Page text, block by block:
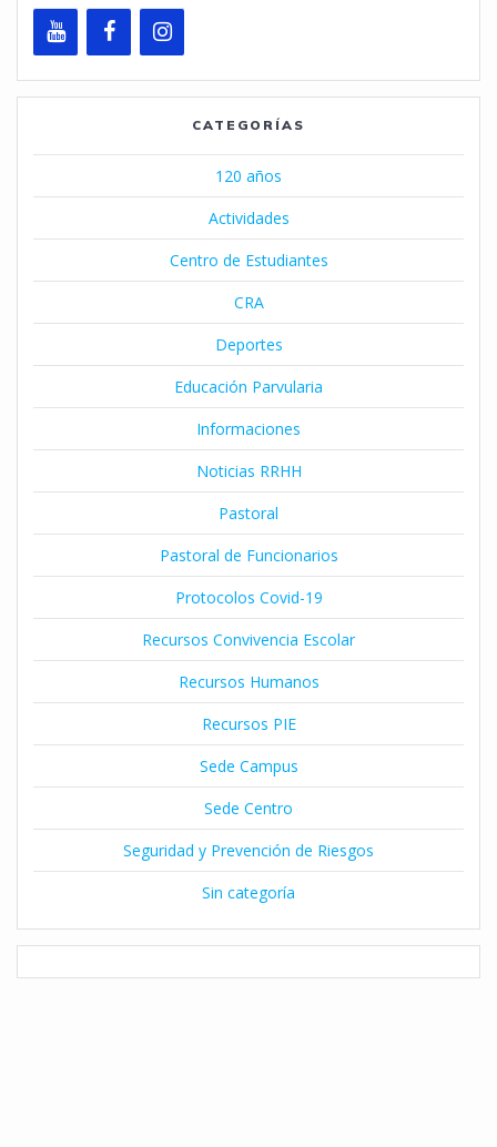
CATEGORÍAS
120 años
Actividades
Centro de Estudiantes
CRA
Deportes
Educación Parvularia
Informaciones
Noticias RRHH
Pastoral
Pastoral de Funcionarios
Protocolos Covid-19
Recursos Convivencia Escolar
Recursos Humanos
Recursos PIE
Sede Campus
Sede Centro
Seguridad y Prevención de Riesgos
Sin categoría